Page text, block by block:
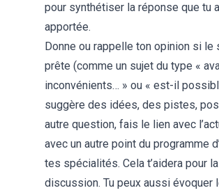
pour synthétiser la réponse que tu
apportée.
Donne ou rappelle ton opinion si le
prête (comme un sujet du type «
inconvénients… » ou « est-il
suggère des idées, des pistes,
autre question, fais le lien avec
avec un autre point du programme
tes spécialités. Cela t’aidera pour la
discussion. Tu peux aussi évoquer